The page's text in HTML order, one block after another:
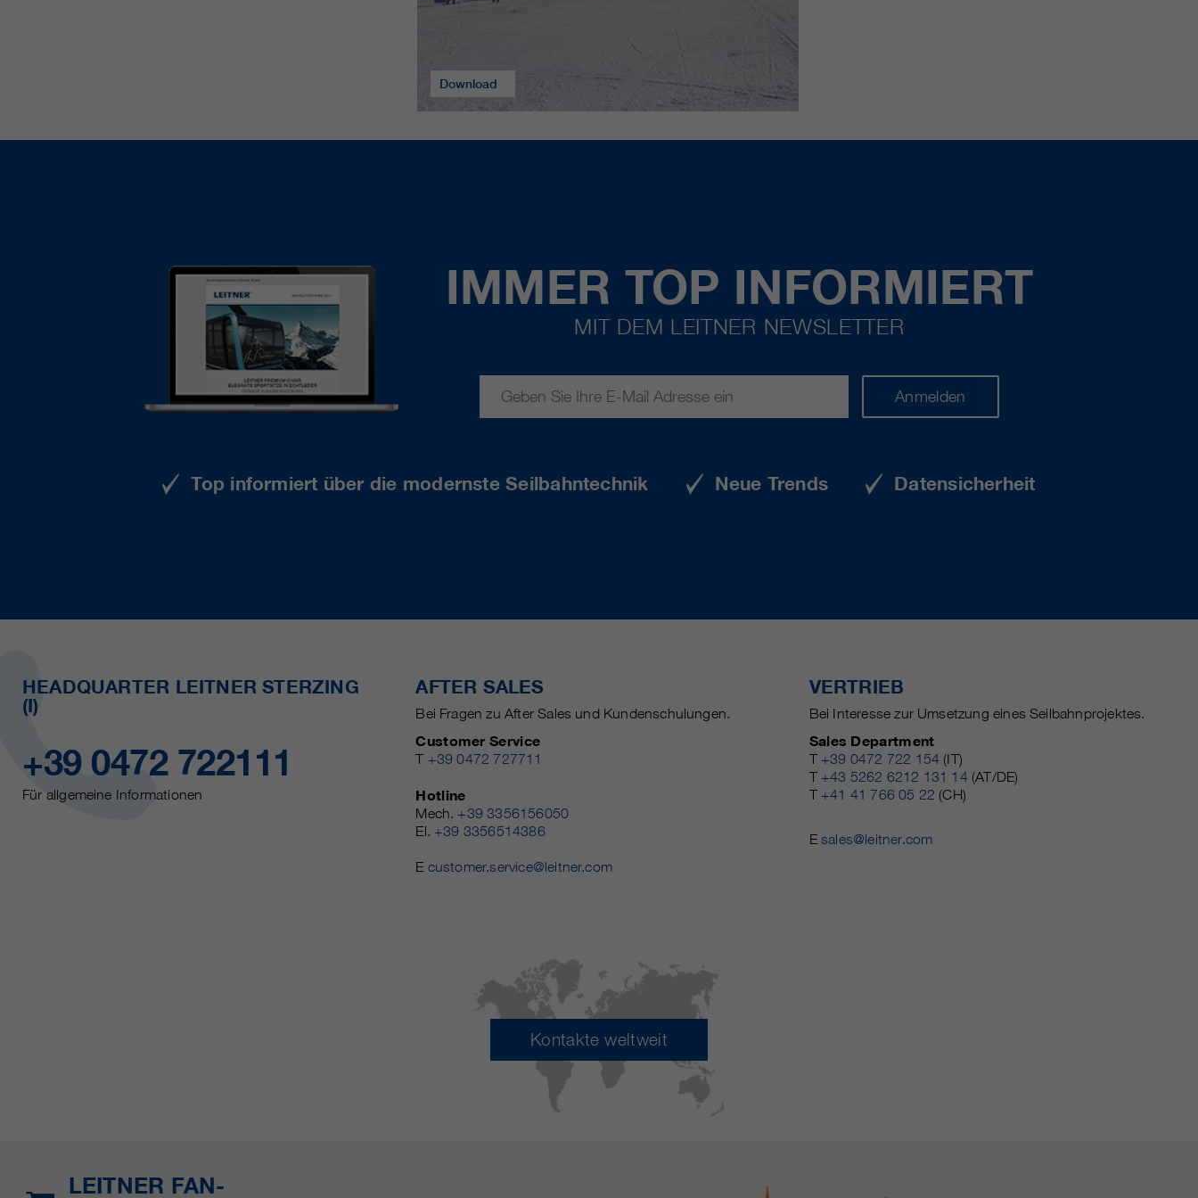
Download
IMMER TOP INFORMIERT
MIT DEM LEITNER NEWSLETTER
Anmelden
Top informiert über die modernste Seilbahntechnik Neue Trends Datensicherheit
HEADQUARTER LEITNER STERZING
(I)
+39 0472 722111
Für allgemeine Informationen
AFTER SALES
Bei Fragen zu After Sales und Kundenschulungen.
Customer Service
T +39 0472 727711
Hotline
Mech. +39 3356156050
El. +39 3356514386
E customer.service@leitner.com
VERTRIEB
Bei Interesse zur Umsetzung eines Seilbahnprojektes.
Sales Department
T +39 0472 722 154 (IT)
T +43 5262 6212 131 14(AT/DE)
T +41 41 766 05 22 (CH)
Esales@leitner.com
Kontakte weltweit
LEITNER FAN-